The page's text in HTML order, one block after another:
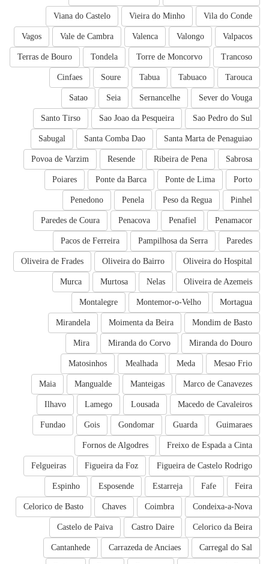
Vila do Conde
Vieira do Minho
Viana do Castelo
Valpacos
Valongo
Valenca
Vale de Cambra
Vagos
Trancoso
Torre de Moncorvo
Tondela
Terras de Bouro
Tarouca
Tabuaco
Tabua
Soure
Cinfaes
Sever do Vouga
Sernancelhe
Seia
Satao
Sao Pedro do Sul
Sao Joao da Pesqueira
Santo Tirso
Santa Marta de Penaguiao
Santa Comba Dao
Sabugal
Sabrosa
Ribeira de Pena
Resende
Povoa de Varzim
Porto
Ponte de Lima
Ponte da Barca
Poiares
Pinhel
Peso da Regua
Penela
Penedono
Penamacor
Penafiel
Penacova
Paredes de Coura
Paredes
Pampilhosa da Serra
Pacos de Ferreira
Oliveira do Hospital
Oliveira do Bairro
Oliveira de Frades
Oliveira de Azemeis
Nelas
Murtosa
Murca
Mortagua
Montemor-o-Velho
Montalegre
Mondim de Basto
Moimenta da Beira
Mirandela
Miranda do Douro
Miranda do Corvo
Mira
Mesao Frio
Meda
Mealhada
Matosinhos
Marco de Canavezes
Manteigas
Mangualde
Maia
Macedo de Cavaleiros
Lousada
Lamego
Ilhavo
Guimaraes
Guarda
Gondomar
Gois
Fundao
Freixo de Espada a Cinta
Fornos de Algodres
Figueira de Castelo Rodrigo
Figueira da Foz
Felgueiras
Feira
Fafe
Estarreja
Esposende
Espinho
Condeixa-a-Nova
Coimbra
Chaves
Celorico de Basto
Celorico da Beira
Castro Daire
Castelo de Paiva
Carregal do Sal
Carrazeda de Anciaes
Cantanhede